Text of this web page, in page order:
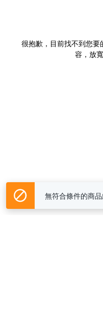
很抱歉，目前找不到您
容，放
無符合條件的商